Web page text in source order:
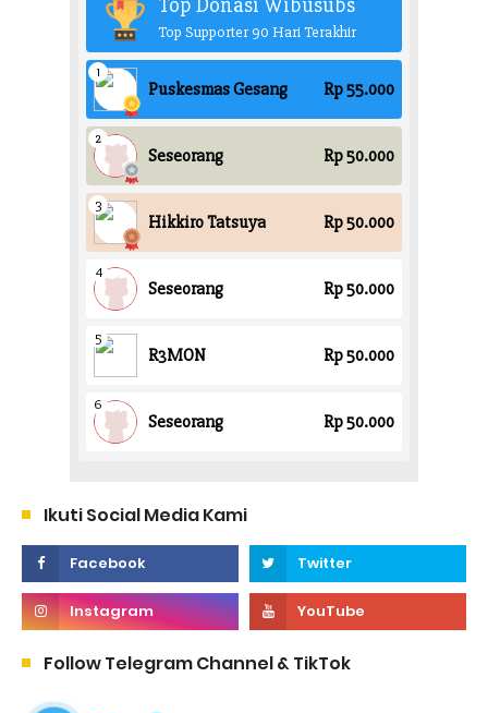
Ikuti Social Media Kami
Follow Telegram Channel & TikTok